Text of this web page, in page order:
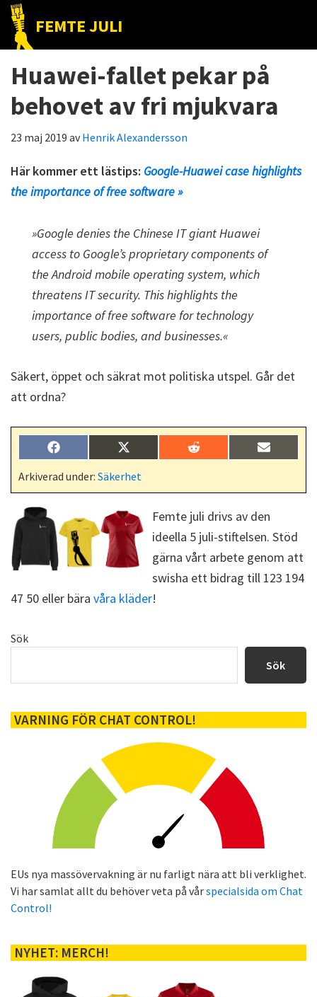
Hoppa
huvudnavigering
Hoppa
huvudinnehåll
Hoppa
det
primära
FEMTE JULI
Nätet
till
folket!
Huawei-fallet pekar på
behovet av fri mjukvara
23 maj 2019 avHenrik Alexandersson
Här kommer ett lästips: Google-Huawei case highlights
the importance of free software »
»Google denies the Chinese IT giant Huawei
access to Google’s proprietary components of
the Android mobile operating system, which
threatens IT security. This highlights the
importance of free software for technology
users, public bodies, and businesses.«
Säkert, öppet och säkrat mot politiska utspel. Går det
att ordna?
Dela
på
F
a
c
b
o
k
Dela
på
X
(
T
i
t
t
e
r
)
Dela
på
R
e
i
t
Dela
på
E
-
s
Arkiverad under: Säkerhet
Femte juli drivs av den
ideella 5 juli-stiftelsen. Stöd
gärna vårt arbete genom att
swisha ett bidrag till 123 194
47 50 eller bära våra kläder!
Primärt
Sök
Sök
VARNING FÖR CHAT CONTROL!
EUs nya massövervakning är nu farligt nära att bli verklighet.
Vi har samlat allt du behöver veta på vårspecialsida om Chat
Control!
NYHET: MERCH!